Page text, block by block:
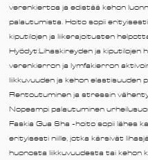
verenkiertoa ja edistää kehon
palautumista. Hoito sopii erityisesti
kiputilojen ja liikerajoitusten
Hyödyt:Lihaskireyden ja kiputilojen
verenkierron ja lymfakierron
liikkuvuuden ja kehon elastisuuden
Rentoutuminen ja stressin
Nopeampi palautuminen
Faskia Gua Sha -hoito sopii lähes
erityisesti niille, jotka kärsivät
huonosta liikkuvuudesta tai kehon